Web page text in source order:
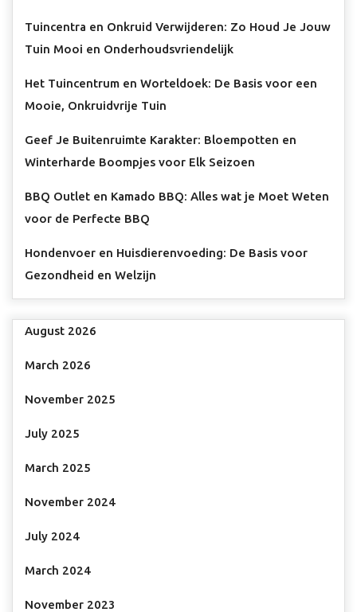
Tuincentra en Onkruid Verwijderen: Zo Houd Je Jouw
Tuin Mooi en Onderhoudsvriendelijk
Het Tuincentrum en Worteldoek: De Basis voor een
Mooie, Onkruidvrije Tuin
Geef Je Buitenruimte Karakter: Bloempotten en
Winterharde Boompjes voor Elk Seizoen
BBQ Outlet en Kamado BBQ: Alles wat je Moet Weten
voor de Perfecte BBQ
Hondenvoer en Huisdierenvoeding: De Basis voor
Gezondheid en Welzijn
August 2026
March 2026
November 2025
July 2025
March 2025
November 2024
July 2024
March 2024
November 2023